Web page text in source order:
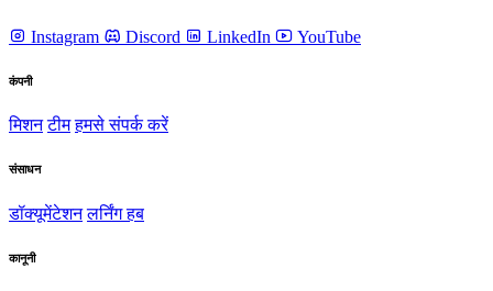
Instagram Discord LinkedIn YouTube
कंपनी
मिशन टीम हमसे संपर्क करें
संसाधन
डॉक्यूमेंटेशन लर्निंग हब
कानूनी